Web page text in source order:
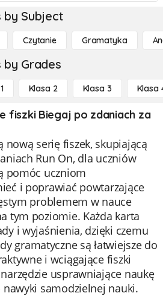
by Subject
Czytanie Gramatyka
Grades
Klasa 2 Klasa 3 Klasa
fiszki Biegaj po zdaniach za
nową serię fiszek, skupiającą
Run On, dla uczniów
pomóc uczniom
i poprawiać powtarzające
problemem w nauce
tym poziomie. Każda karta
i wyjaśnienia, dzięki czemu
gramatyczne są łatwiejsze do
i wciągające fiszki
usprawniające naukę
samodzielnej nauki.